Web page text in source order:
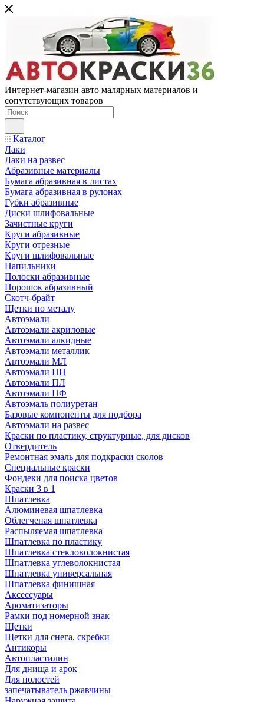
Интернет-магазин авто малярных материалов и
сопутствующих товаров
Каталог
Лаки
Лаки на развес
Абразивные материалы
Бумага абразивная в листах
Бумага абразивная в рулонах
Губки абразивные
Диски шлифовальные
Зачистные круги
Круги абразивные
Круги отрезные
Круги шлифовальные
Напильники
Полоски абразивные
Порошок абразивный
Скотч-брайт
Щетки по металу
Автоэмали
Автоэмали акриловые
Автоэмали алкидные
Автоэмали металлик
Автоэмали МЛ
Автоэмали НЦ
Автоэмали ПЛ
Автоэмали ПФ
Автоэмаль полиуретан
Базовые компоненты для подбора
Автоэмали на развес
Краски по пластику, структурные, для дисков
Отвердитель
Ремонтная эмаль для подкраски сколов
Специальные краски
Фондеки для поиска цветов
Краски 3 в 1
Шпатлевка
Алюминевая шпатлевка
Облегченая шпатлевка
Распыляемая шпатлевка
Шпатлевка по пластику
Шпатлевка стекловолокнистая
Шпатлевка углеволокнистая
Шпатлевка универсальная
Шпатлевка финишная
Аксессуары
Ароматизаторы
Рамки под номерной знак
Щетки
Щетки для снега, скребки
Антикоры
Автопластилин
Для днища и арок
Для полостей
запечатыватель ржавчины